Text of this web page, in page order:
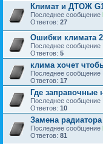
Климат и ДТОЖ
Последнее сообщение
Ответов: 27
Ошибки климата
Последнее сообщение
Ответов: 5
клима хочет
Последнее сообщение
Ответов: 17
Где заправочные
Последнее сообщение
Ответов: 10
Замена
Последнее сообщение
Ответов: 81